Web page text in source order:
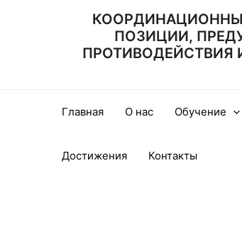
ПОЗИЦИИ,
ПРОТИВОДЕЙСТВИЯ
Главная О нас Обучение
Достижения Контакты